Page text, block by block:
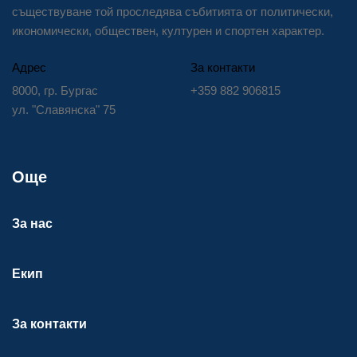
съществуване той проследява събитията от политически,
икономически, обществен, културен и спортен характер.
Адрес
8000, гр. Бургас
ул. "Славянска" 75
За контакти
+359 882 906815
Още
За нас
Екип
За контакти